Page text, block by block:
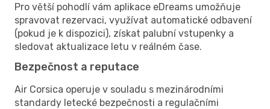
Pro větší pohodlí vám aplikace eDreams umožňuje
spravovat rezervaci, využívat automatické odbavení
(pokud je k dispozici), získat palubní vstupenky a
sledovat aktualizace letu v reálném čase.
Bezpečnost a reputace
Air Corsica operuje v souladu s mezinárodními
standardy letecké bezpečnosti a regulačními